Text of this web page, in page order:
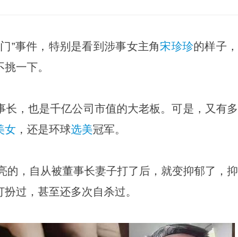
”事件，特别是看到涉事女主角宋珍珍的样子，
一下。
，也是千亿公司市值的大老板。可是，又有多
女 ，还是环球选美冠军。
的，自从被董事长妻子打了后，就变抑郁了，抑
过，甚至还多次自杀过。